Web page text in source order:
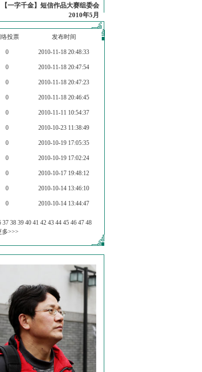
【一字千金】短信作品大赛组委会
2010年5月
络投票 发布时间
0 2010-11-18 20:48:33
0 2010-11-18 20:47:54
0 2010-11-18 20:47:23
0 2010-11-18 20:46:45
0 2010-11-11 10:54:37
0 2010-10-23 11:38:49
0 2010-10-19 17:05:35
0 2010-10-19 17:02:24
0 2010-10-17 19:48:12
0 2010-10-14 13:46:10
0 2010-10-14 13:44:47
37 38 39 40 41 42 43 44 45 46 47 48
多>>>